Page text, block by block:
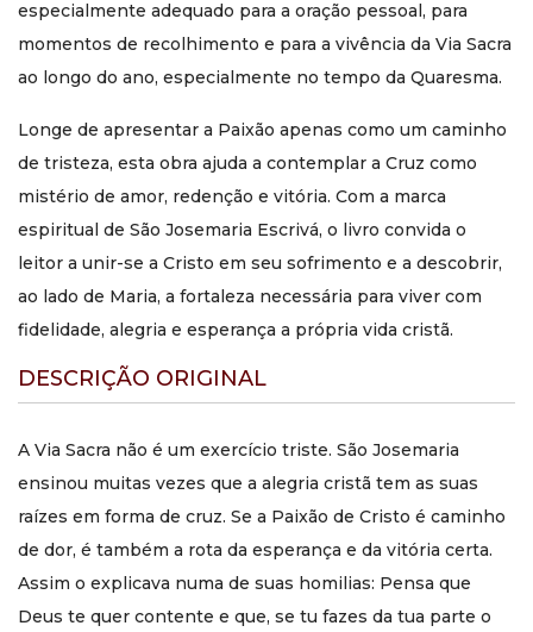
Editora: Quadrante Editora
ISBN: 9786589820345
Páginas: 96
Formato: 9,0 cm x 13,0 cm
Tipo de livro: Mole - Comum - Brochura
Categoria: Paixão de Cristo; Via Sacra; Doutrina;
Josemaria Escriva; Natal
Trilha de formação: Formação Espiritual
Coleção: Coleção São Josemaria Escrivá
Sobre o autor
São Josemaria Escrivá nasceu em Barbastro, na Espanha,
eclesiásticos no Seminário de Logroño, prosseguindo-os
depois no de São Francisco de Paula, em Saragoça. Entre
de Saragoça. Recebeu a ordenação sacerdotal em 25 de
março de 1925 e iniciou o seu ministério sacerdotal na
paróquia de Perdiguera, continuando-o depois em
Saragoça.
intenso trabalho sacerdotal em diversos ambientes,
dedicando especial atenção aos pobres e doentes.
especialmente adequado para a oração pessoal, para
momentos de recolhimento e para a vivência da Via Sacra
ao longo do ano, especialmente no tempo da Quaresma.
Longe de apresentar a Paixão apenas como um caminho
de tristeza, esta obra ajuda a contemplar a Cruz como
mistério de amor, redenção e vitória. Com a marca
espiritual de São Josemaria Escrivá, o livro convida o
leitor a unir-se a Cristo em seu sofrimento e a descobrir,
ao lado de Maria, a fortaleza necessária para viver com
fidelidade, alegria e esperança a própria vida cristã.
DESCRIÇÃO ORIGINAL
A Via Sacra não é um exercício triste. São Josemaria
ensinou muitas vezes que a alegria cristã tem as suas
raízes em forma de cruz. Se a Paixão de Cristo é caminho
de dor, é também a rota da esperança e da vitória certa.
Assim o explicava numa de suas homilias: Pensa que
Deus te quer contente e que, se tu fazes da tua parte o